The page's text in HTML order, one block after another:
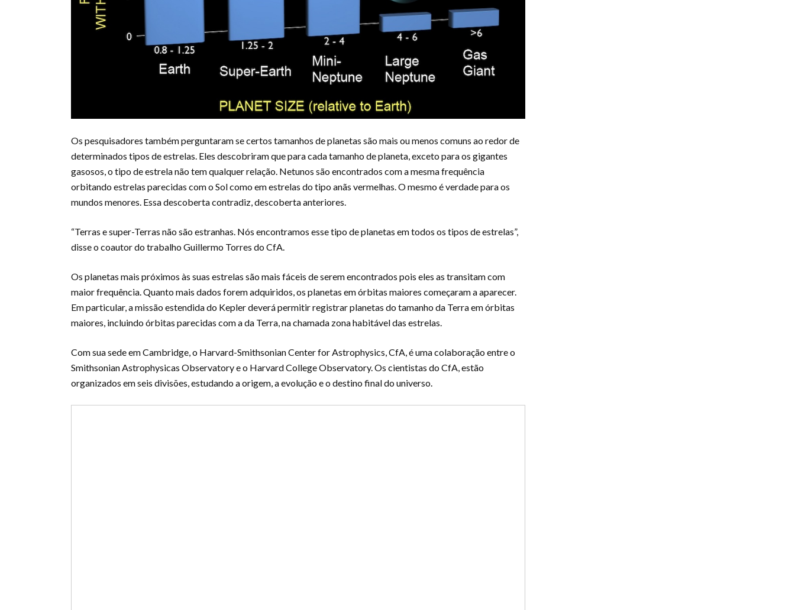
Os pesquisadores também perguntaram se certos tamanhos de planetas são mais ou menos comuns ao redor de
determinados tipos de estrelas. Eles descobriram que para cada tamanho de planeta, exceto para os gigantes
gasosos, o tipo de estrela não tem qualquer relação. Netunos são encontrados com a mesma frequência
orbitando estrelas parecidas com o Sol como em estrelas do tipo anãs vermelhas. O mesmo é verdade para os
mundos menores. Essa descoberta contradiz, descoberta anteriores.
“Terras e super-Terras não são estranhas. Nós encontramos esse tipo de planetas em todos os tipos de estrelas”,
disse o coautor do trabalho Guillermo Torres do CfA.
Os planetas mais próximos às suas estrelas são mais fáceis de serem encontrados pois eles as transitam com
maior frequência. Quanto mais dados forem adquiridos, os planetas em órbitas maiores começaram a aparecer.
Em particular, a missão estendida do Kepler deverá permitir registrar planetas do tamanho da Terra em órbitas
maiores, incluindo órbitas parecidas com a da Terra, na chamada zona habitável das estrelas.
Com sua sede em Cambridge, o Harvard-Smithsonian Center for Astrophysics, CfA, é uma colaboração entre o
Smithsonian Astrophysicas Observatory e o Harvard College Observatory. Os cientistas do CfA, estão
organizados em seis divisões, estudando a origem, a evolução e o destino final do universo.